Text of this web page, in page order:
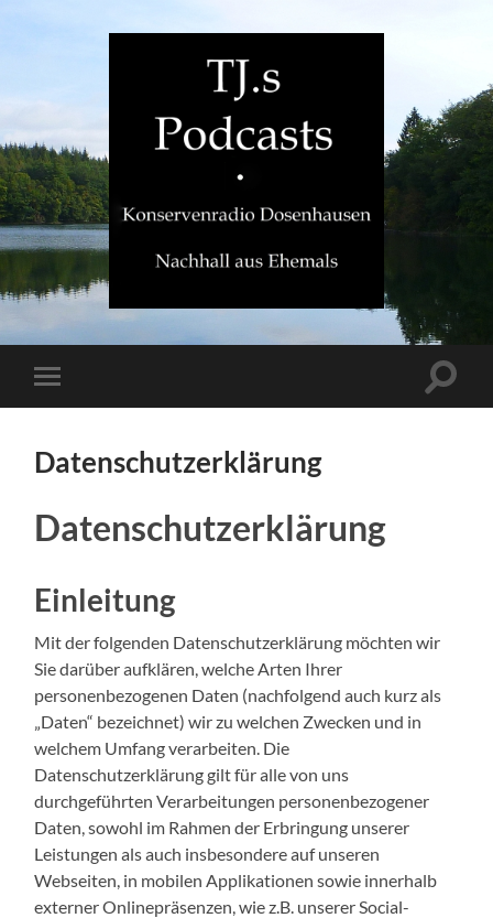
TJ.s
Mobile-
Menü
Datenschutzerklärung
Datenschutzerklärung
Einleitung
Mit der folgenden Datenschutzerklärung möchten wir
Sie darüber aufklären, welche Arten Ihrer
personenbezogenen Daten (nachfolgend auch kurz als
„Daten“ bezeichnet) wir zu welchen Zwecken und in
welchem Umfang verarbeiten. Die
Datenschutzerklärung gilt für alle von uns
durchgeführten Verarbeitungen personenbezogener
Daten, sowohl im Rahmen der Erbringung unserer
Leistungen als auch insbesondere auf unseren
Webseiten, in mobilen Applikationen sowie innerhalb
externer Onlinepräsenzen, wie z.B. unserer Social-